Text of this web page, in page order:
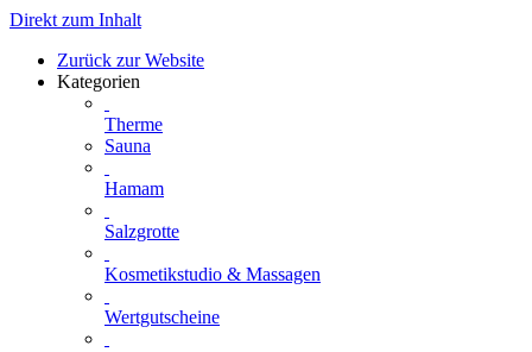
Direkt zum Inhalt
Zurück zur Website
Kategorien
Therme
Sauna
Hamam
Salzgrotte
Kosmetikstudio & Massagen
Wertgutscheine